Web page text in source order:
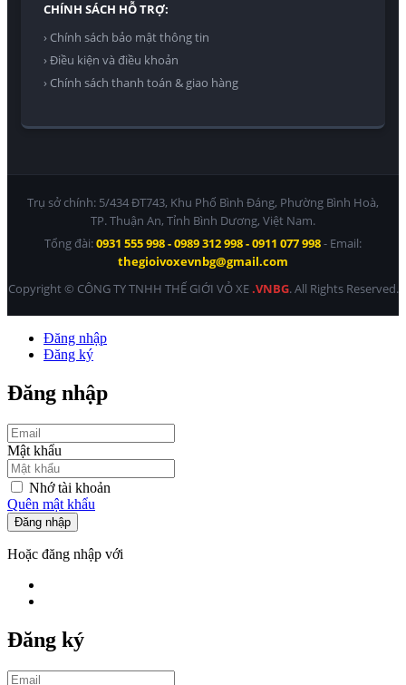
CHÍNH SÁCH HỖ TRỢ:
› Chính sách bảo mật thông tin
› Điều kiện và điều khoản
› Chính sách thanh toán & giao hàng
Trụ sở chính: 5/434 ĐT743, Khu Phố Bình Đáng, Phường Bình Hoà,
TP. Thuận An, Tỉnh Bình Dương, Việt Nam.
Tổng đài:0931 555 998 - 0989 312 998 - 0911 077 998- Email:
thegioivoxevnbg@gmail.com
Copyright © CÔNG TY TNHH THẾ GIỚI VỎ XE.VNBG. All Rights Reserved.
Đăng nhập
Đăng ký
Đăng nhập
Mật khẩu
Nhớ tài khoản
Quên mật khẩu
Đăng nhập
Hoặc đăng nhập với
Đăng ký